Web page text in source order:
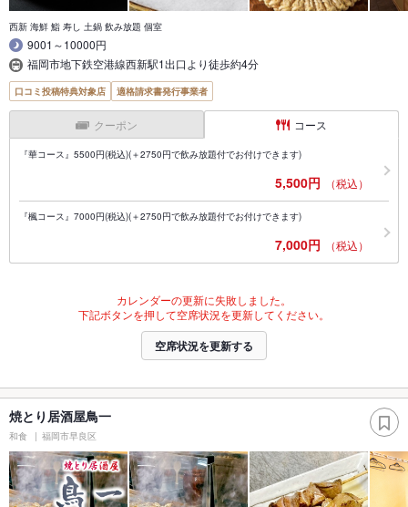
西新 海鮮 鮨 寿し 土鍋 飲み放題 個室
9001～10000円
福岡市地下鉄空港線西新駅1出口より徒歩約4分
口コミ投稿特典対象店 適格請求書発行事業者
クーポン コース
『華コース』5500円(税込)(＋2750円で飲み放題付でお付けできます)
5,500円 （税込）
『楓コース』7000円(税込)(＋2750円で飲み放題付でお付けできます)
7,000円 （税込）
カレンダーの更新に失敗しました。
下記ボタンを押して空席状況を更新してください。
空席状況を更新する
焼とり居酒屋鳥一
和食 福岡市早良区